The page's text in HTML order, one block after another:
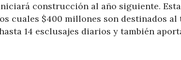
construcción al año siguiente.
cuales $400 millones son destinados
14 esclusajes diarios y también